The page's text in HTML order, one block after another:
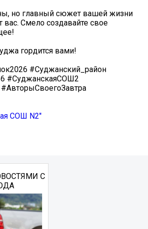
но главный сюжет вашей жизни
вас. Смело создавайте свое
гордится вами!
#Суджанский_район
#СуджанскаяСОШ2
СОШ N2"
С